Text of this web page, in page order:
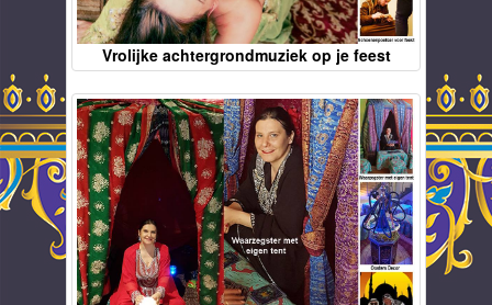
Vrolijke achtergrondmuziek op je feest